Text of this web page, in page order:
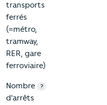
transports
ferrés
(=métro,
tramway,
RER, gare
ferroviaire)
Nombre
d'arrêts
?